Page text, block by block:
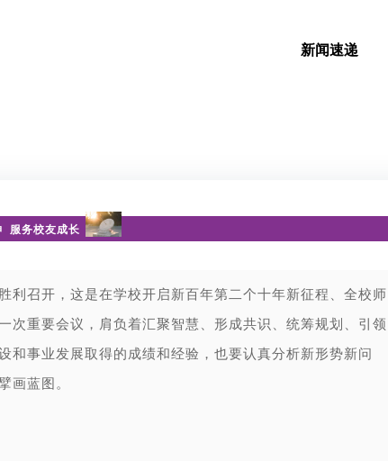
新闻速递
服务校友成长
利召开，这是在学校开启新百年第二个十年新征程、全校师
次重要会议，肩负着汇聚智慧、形成共识、统筹规划、引领
和事业发展取得的成绩和经验，也要认真分析新形势新问
画蓝图。